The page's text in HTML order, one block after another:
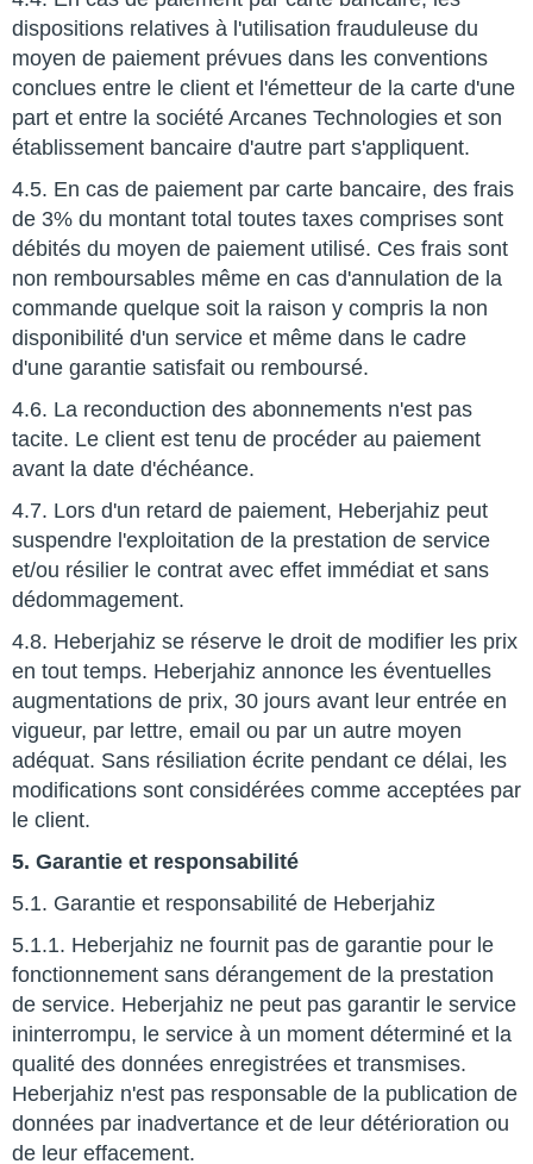
dispositions relatives à l'utilisation frauduleuse du
moyen de paiement prévues dans les conventions
conclues entre le client et l'émetteur de la carte d'une
part et entre la société Arcanes Technologies et son
établissement bancaire d'autre part s'appliquent.
4.5. En cas de paiement par carte bancaire, des frais
de 3% du montant total toutes taxes comprises sont
débités du moyen de paiement utilisé. Ces frais sont
non remboursables même en cas d'annulation de la
commande quelque soit la raison y compris la non
disponibilité d'un service et même dans le cadre
d'une garantie satisfait ou remboursé.
4.6. La reconduction des abonnements n'est pas
tacite. Le client est tenu de procéder au paiement
avant la date d'échéance.
4.7. Lors d'un retard de paiement, Heberjahiz peut
suspendre l'exploitation de la prestation de service
et/ou résilier le contrat avec effet immédiat et sans
dédommagement.
4.8. Heberjahiz se réserve le droit de modifier les prix
en tout temps. Heberjahiz annonce les éventuelles
augmentations de prix, 30 jours avant leur entrée en
vigueur, par lettre, email ou par un autre moyen
adéquat. Sans résiliation écrite pendant ce délai, les
modifications sont considérées comme acceptées par
le client.
5. Garantie et responsabilité
5.1. Garantie et responsabilité de Heberjahiz
5.1.1. Heberjahiz ne fournit pas de garantie pour le
fonctionnement sans dérangement de la prestation
de service. Heberjahiz ne peut pas garantir le service
ininterrompu, le service à un moment déterminé et la
qualité des données enregistrées et transmises.
Heberjahiz n'est pas responsable de la publication de
données par inadvertance et de leur détérioration ou
de leur effacement.